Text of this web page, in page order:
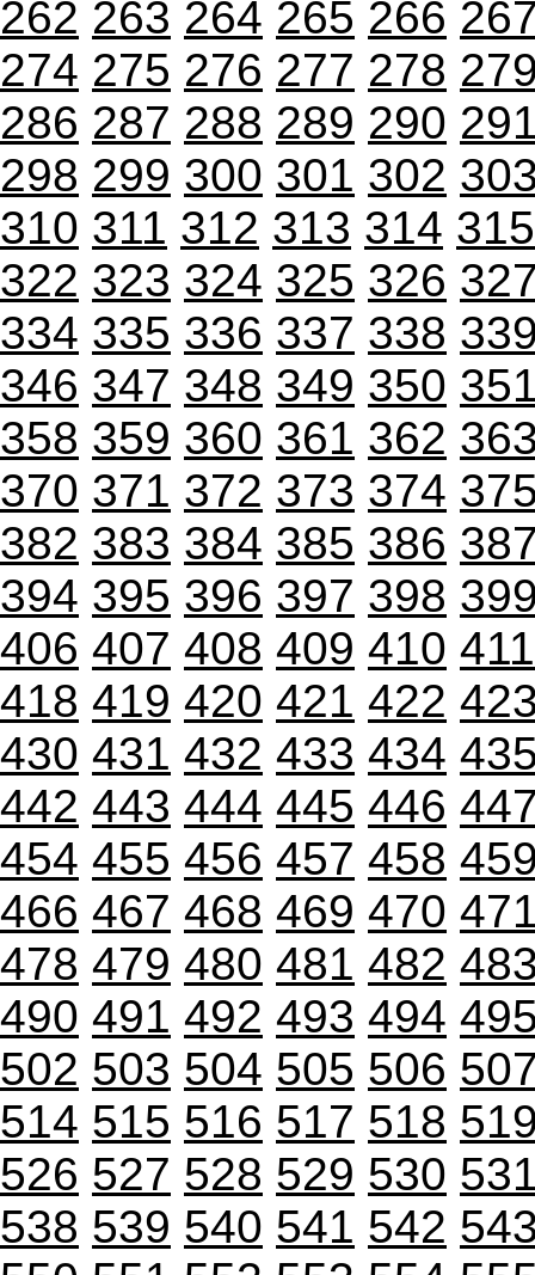
262 263 264 265 266
274 275 276 277 278
286 287 288 289 290
298 299 300 301 302
310 311 312 313 314 315
322 323 324 325 326
334 335 336 337 338
346 347 348 349 350
358 359 360 361 362
370 371 372 373 374
382 383 384 385 386
394 395 396 397 398
406 407 408 409 410 411
418 419 420 421 422
430 431 432 433 434
442 443 444 445 446
454 455 456 457 458
466 467 468 469 470
478 479 480 481 482
490 491 492 493 494
502 503 504 505 506
514 515 516 517 518
526 527 528 529 530
538 539 540 541 542